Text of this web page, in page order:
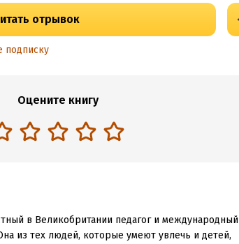
отрывок
подписку
Оцените книгу
в Великобритании педагог и международный
из тех людей, которые умеют увлечь и детей,